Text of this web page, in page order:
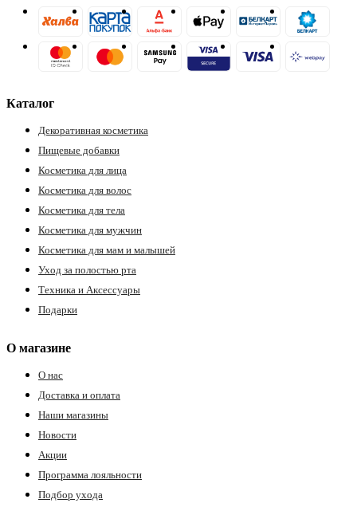
Каталог
Декоративная косметика
Пищевые добавки
Косметика для лица
Косметика для волос
Косметика для тела
Косметика для мужчин
Косметика для мам и малышей
Уход за полостью рта
Техника и Аксессуары
Подарки
О магазине
О нас
Доставка и оплата
Наши магазины
Новости
Акции
Программа лояльности
Подбор ухода